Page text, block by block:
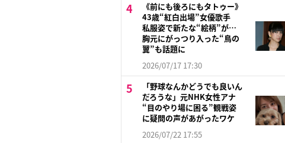
《前にも後ろにもタトゥー》
43歳“紅白出場”女優歌手
私服姿で新たな“絵柄”が…
胸元にがっつり入った“鳥の
翼”も話題に
2026/07/17 17:30
「野球なんかどうでも良いん
だろうな」元NHK女性アナ
“目のやり場に困る”観戦姿
に疑問の声があがったワケ
2026/07/22 17:55